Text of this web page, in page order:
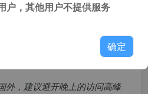
外，建议避开晚上的访问高峰
户，其他用户不提供服务
确定